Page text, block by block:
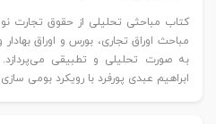
|
دکتر
عبدی
کتاب مباحثی تحلیلی از حقوق تجارت
مباحث اوراق تجاری، بورس و اوراق
به صورت تحلیلی و تطبیقی
ابراهیم عبدی پورفرد با رویکرد بومی